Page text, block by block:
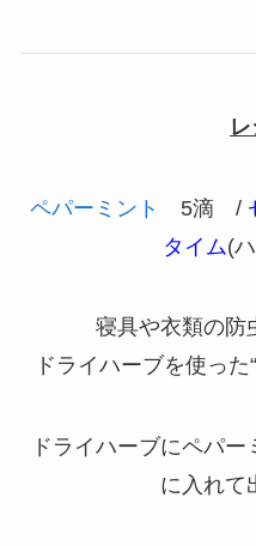
ペパーミント 5滴 /
タイム(
寝具や衣類の防
ドライハーブを使った
ドライハーブにペパ
に入れて